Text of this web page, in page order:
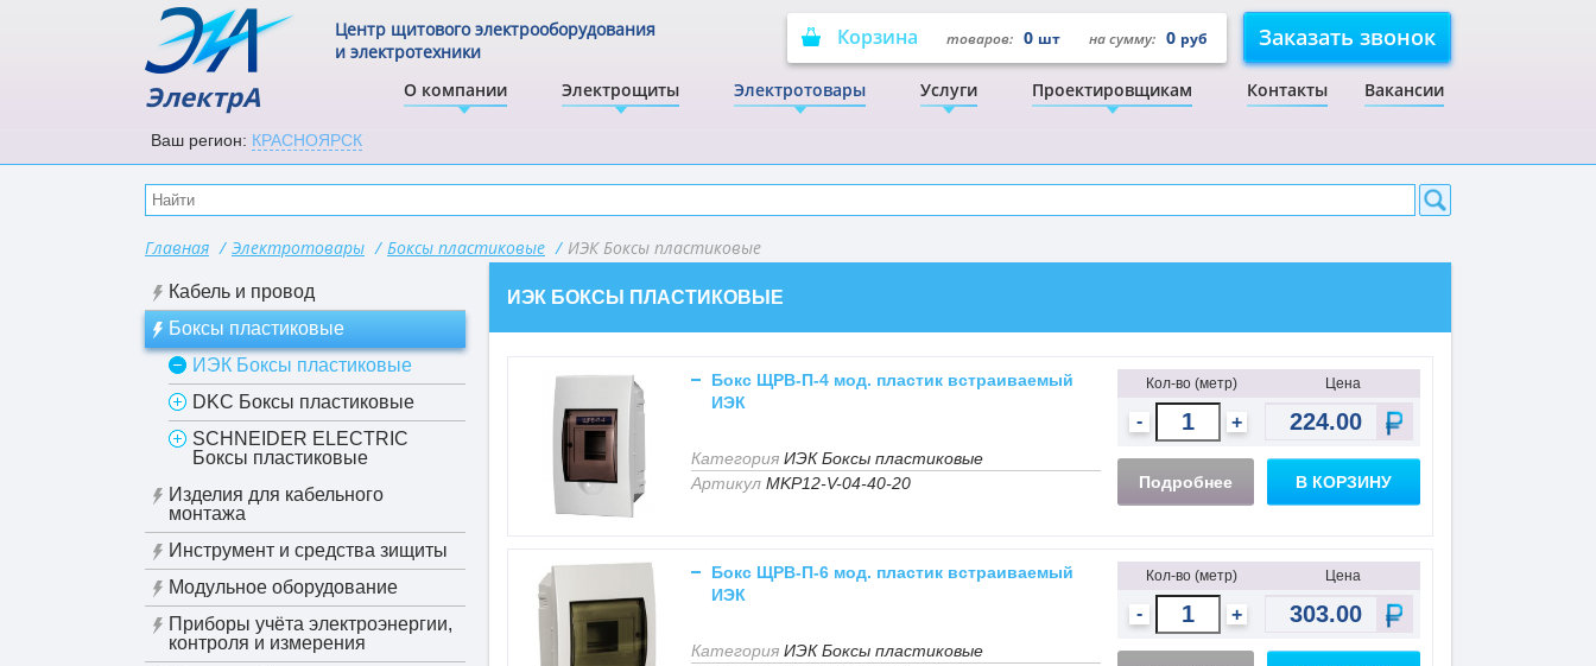
ЭлектрА
Корзина товаров: 0 шт на сумму: 0 руб Заказать звонок
О компании Электрощиты Электротовары Услуги Проектировщикам Контакты Вакансии
Центр щитового электрооборудования
и электротехники
Ваш регион: КРАСНОЯРСК
Главная / Электротовары / Боксы пластиковые / ИЭК Боксы пластиковые
Кабель и провод
Боксы пластиковые
ИЭК Боксы пластиковые
DKC Боксы пластиковые
SCHNEIDER ELECTRIC
Боксы пластиковые
Изделия для кабельного
монтажа
Инструмент и средства зищиты
Модульное оборудование
Приборы учёта электроэнергии,
контроля и измерения
ИЭК БОКСЫ ПЛАСТИКОВЫЕ
Бокс ЩРВ-П-4 мод. пластик встраиваемый
ИЭК
Категория ИЭК Боксы пластиковые
Артикул MKP12-V-04-40-20
Кол-во (метр) Цена
- +
Подробнее В КОРЗИНУ
Бокс ЩРВ-П-6 мод. пластик встраиваемый
ИЭК
Категория ИЭК Боксы пластиковые
Кол-во (метр) Цена
- +